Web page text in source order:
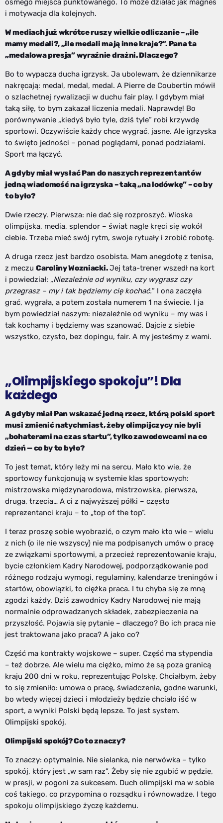
ósmego miejsca punktowanego. To może działać jak magnes
i motywacja dla kolejnych.
W mediach już wkrótce ruszy wielkie odliczanie – „ile
mamy medali?, „ile medali mają inne kraje?”. Pana ta
„medalowa presja” wyraźnie drażni. Dlaczego?
Bo to wypacza ducha igrzysk. Ja ubolewam, że dziennikarze
nakręcają: medal, medal, medal. A Pierre de Coubertin mówił
o szlachetnej rywalizacji w duchu fair play. I gdybym miał
taką siłę, to bym zakazał liczenia medali. Naprawdę! Bo
porównywanie „kiedyś było tyle, dziś tyle” robi krzywdę
sportowi. Oczywiście każdy chce wygrać, jasne. Ale igrzyska
to święto jedności – ponad poglądami, ponad podziałami.
Sport ma łączyć.
A gdyby miał wysłać Pan do naszych reprezentantów
jedną wiadomość na igrzyska – taką „na lodówkę” – co by
to było?
Dwie rzeczy. Pierwsza: nie dać się rozproszyć. Wioska
olimpijska, media, splendor – świat nagle kręci się wokół
ciebie. Trzeba mieć swój rytm, swoje rytuały i zrobić robotę.
A druga rzecz jest bardzo osobista. Mam anegdotę z tenisa,
z meczu Caroliny Wozniacki.Jej tata-trener wszedł na kort
i powiedział: „Niezależnie od wyniku, czy wygrasz czy
przegrasz – my i tak będziemy cię kochać.” I ona zaczęła
grać, wygrała, a potem została numerem 1 na świecie. I ja
bym powiedział naszym: niezależnie od wyniku – my was i
tak kochamy i będziemy was szanować. Dajcie z siebie
wszystko, czysto, bez dopingu, fair. A my jesteśmy z wami.
„Olimpijskiego spokoju”! Dla
każdego
A gdyby miał Pan wskazać jedną rzecz, którą polski sport
musi zmienić natychmiast, żeby olimpijczycy nie byli
„bohaterami na czas startu”, tylko zawodowcami na co
dzień — co by to było?
To jest temat, który leży mi na sercu. Mało kto wie, że
sportowcy funkcjonują w systemie klas sportowych:
mistrzowska międzynarodowa, mistrzowska, pierwsza,
druga, trzecia… A ci z najwyższej półki – często
reprezentanci kraju – to „top of the top”.
I teraz proszę sobie wyobrazić, o czym mało kto wie – wielu
z nich (o ile nie wszyscy) nie ma podpisanych umów o pracę
ze związkami sportowymi, a przecież reprezentowanie kraju,
bycie członkiem Kadry Narodowej, podporządkowanie pod
różnego rodzaju wymogi, regulaminy, kalendarze treningów i
startów, obowiązki, to ciężka praca. I tu chyba się ze mną
zgodzi każdy. Dziś zawodnicy Kadry Narodowej nie mają
normalnie odprowadzanych składek, zabezpieczenia na
przyszłość. Pojawia się pytanie – dlaczego? Bo ich praca nie
jest traktowana jako praca? A jako co?
Część ma kontrakty wojskowe – super. Część ma stypendia
– też dobrze. Ale wielu ma ciężko, mimo że są poza granicą
kraju 200 dni w roku, reprezentując Polskę. Chciałbym, żeby
to się zmieniło: umowa o pracę, świadczenia, godne warunki,
bo wtedy więcej dzieci i młodzieży będzie chciało iść w
sport, a wyniki Polski będą lepsze. To jest system.
Olimpijski spokój.
Olimpijski spokój? Co to znaczy?
To znaczy: optymalnie. Nie sielanka, nie nerwówka – tylko
spokój, który jest „w sam raz”. Żeby się nie zgubić w pędzie,
w presji, w pogoni za sukcesem. Duch olimpijski ma w sobie
coś takiego, co przypomina o rozsądku i równowadze. I tego
spokoju olimpijskiego życzę każdemu.